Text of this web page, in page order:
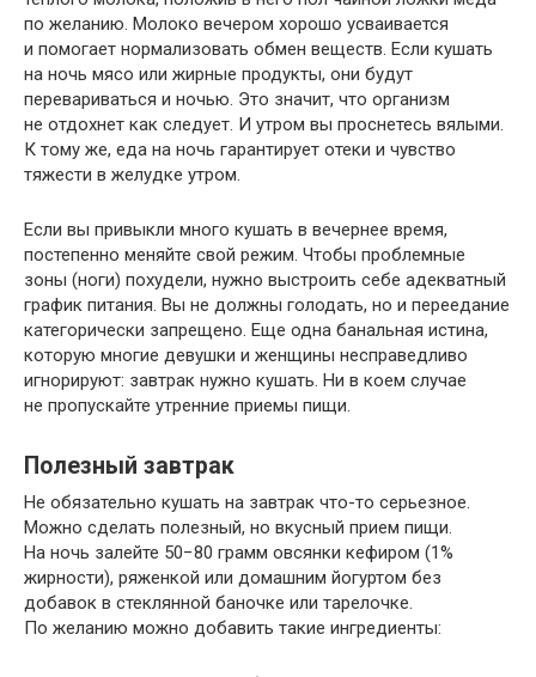
по желанию. Молоко вечером хорошо усваивается
и помогает нормализовать обмен веществ. Если кушать
на ночь мясо или жирные продукты, они будут
перевариваться и ночью. Это значит, что организм
не отдохнет как следует. И утром вы проснетесь вялыми.
К тому же, еда на ночь гарантирует отеки и чувство
тяжести в желудке утром.
Если вы привыкли много кушать в вечернее время,
постепенно меняйте свой режим. Чтобы проблемные
зоны (ноги) похудели, нужно выстроить себе адекватный
график питания. Вы не должны голодать, но и переедание
категорически запрещено. Еще одна банальная истина,
которую многие девушки и женщины несправедливо
игнорируют: завтрак нужно кушать. Ни в коем случае
не пропускайте утренние приемы пищи.
Полезный завтрак
Не обязательно кушать на завтрак что-то серьезное.
Можно сделать полезный, но вкусный прием пищи.
На ночь залейте 50−80 грамм овсянки кефиром (1%
жирности), ряженкой или домашним йогуртом без
добавок в стеклянной баночке или тарелочке.
По желанию можно добавить такие ингредиенты: